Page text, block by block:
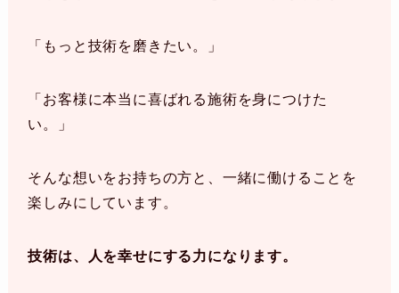
「もっと技術を磨きたい。」
「お客様に本当に喜ばれる施術を身につけた
い。」
そんな想いをお持ちの方と、一緒に働けることを
楽しみにしています。
技術は、人を幸せにする力になります。